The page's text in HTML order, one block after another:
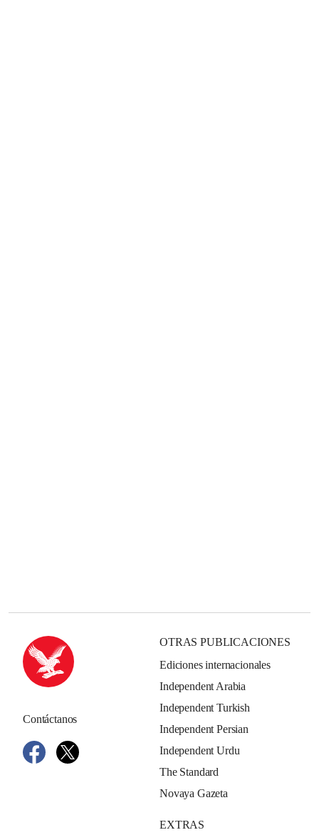
Contáctanos
OTRAS PUBLICACIONES
Ediciones internacionales
Independent Arabia
Independent Turkish
Independent Persian
Independent Urdu
The Standard
Novaya Gazeta
EXTRAS